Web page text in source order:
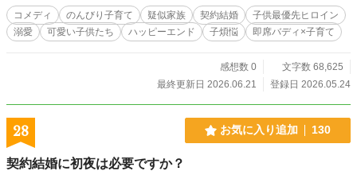
愛ではなく、幼い子供たちのための“母親役”だった！？ 研究しか興味のない天然
侯爵令嬢と、子供に不器用すぎる辺境伯。 さらに懐いてくる幼子たちまで加わ
って始まる、即席家族のほのぼの子育てライフ！
コメディ のんびり子育て 疑似家族 契約結婚
子供最優先ヒロイン
溺愛
可愛い子供たち ハッピーエンド 子煩悩 即席バディ×子育て
感想数 0
文字数 68,625
最終更新日 2026.06.21
登録日 2026.05.24
28 お気に入り追加 130
契約結婚に初夜は必要ですか？